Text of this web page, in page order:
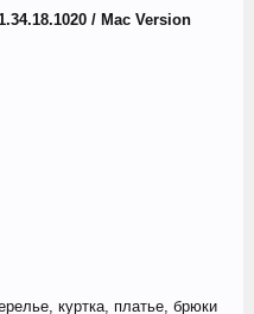
/ Mac Version
куртка, платье, брюки